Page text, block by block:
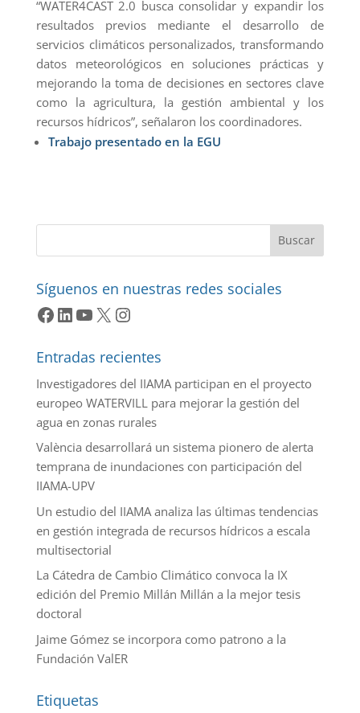
“WATER4CAST 2.0 busca consolidar y expandir los
resultados previos mediante el desarrollo de
servicios climáticos personalizados, transformando
datos meteorológicos en soluciones prácticas y
mejorando la toma de decisiones en sectores clave
como la agricultura, la gestión ambiental y los
recursos hídricos”, señalaron los coordinadores.
Trabajo presentado en la EGU
Buscar
Síguenos en nuestras redes sociales
Facebook
LinkedIn
YouTube
X Instagram
Entradas recientes
Investigadores del IIAMA participan en el proyecto
europeo WATERVILL para mejorar la gestión del
agua en zonas rurales
València desarrollará un sistema pionero de alerta
temprana de inundaciones con participación del
IIAMA-UPV
Un estudio del IIAMA analiza las últimas tendencias
en gestión integrada de recursos hídricos a escala
multisectorial
La Cátedra de Cambio Climático convoca la IX
edición del Premio Millán Millán a la mejor tesis
doctoral
Jaime Gómez se incorpora como patrono a la
Fundación ValER
Etiquetas